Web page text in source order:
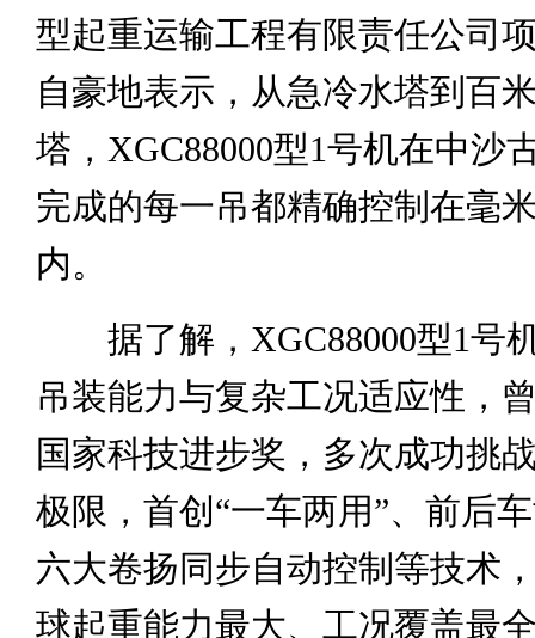
型起重运输工程有限责任公司
自豪地表示，从急冷水塔到百
塔，XGC88000型1号机在中沙
完成的每一吊都精确控制在毫
内。
据了解，XGC88000型1号
吊装能力与复杂工况适应性，
国家科技进步奖，多次成功挑
极限，首创“一车两用”、前后
六大卷扬同步自动控制等技术
球起重能力最大、工况覆盖最